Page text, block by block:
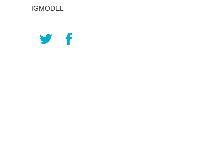
IGMODEL